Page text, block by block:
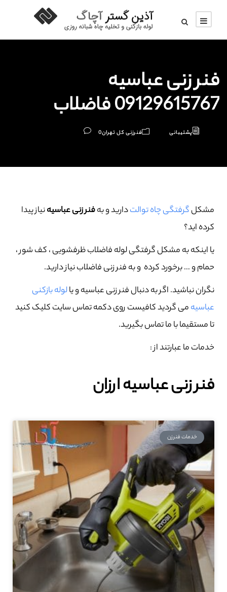
فنر زنی عباسیه
09129615767 فاضلاب
پشتیبانی فنرزنی کل تهران0
مشکلگرفتگی چاه توالتدارید و بهفنر زنی عباسیهنیاز پیدا
کرده اید؟
یا اینکه به مشکل گرفتگی لوله فاضلاب ظرفشویی ، کف شور ،
حمام و … برخورد کرده و به فنر زنی فاضلاب نیاز دارید.
نگران نباشید. اگر به دنبال فنر زنی عباسیه و یالوله بازکنی
عباسیهمی گردید کافیست روی دکمه تماس سایت کلیک کنید
تا مستقیما با ما تماس بگیرید.
خدمات ما عبارتند از :
فنر زنی عباسیه ارزان
خدمات فنرزن